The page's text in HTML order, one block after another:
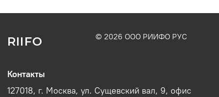
RIIFO © 2026 ООО РИИФО РУС
Контакты
127018, г. Москва, ул. Сущевский вал, 9, офис